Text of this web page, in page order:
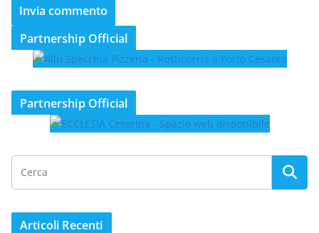
Partnership Official
Partnership Official
Articoli Recenti